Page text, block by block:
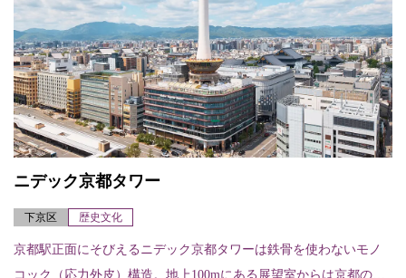
ニデック京都タワー
下京区 歴史文化
京都駅正面にそびえるニデック京都タワーは鉄骨を使わないモノ
コック（応力外皮）構造。地上100mにある展望室からは京都の四